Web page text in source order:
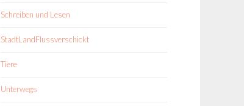
Schreiben und Lesen
StadtLandFlussverschickt
Tiere
Unterwegs